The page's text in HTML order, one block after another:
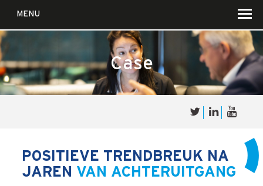
MENU
Waar wij in geloven …
Case
POSITIEVE TRENDBREUK NA
JAREN VAN ACHTERUITGANG